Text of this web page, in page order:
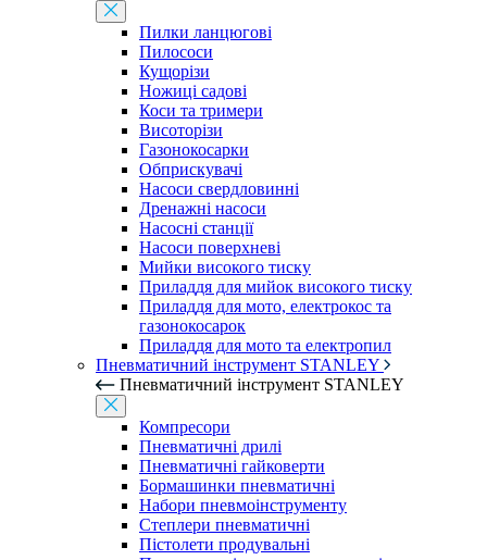
Пилки ланцюгові
Пилососи
Кущорізи
Ножиці садові
Коси та тримери
Висоторізи
Газонокосарки
Обприскувачі
Насоси свердловинні
Дренажні насоси
Насосні станції
Насоси поверхневі
Мийки високого тиску
Приладдя для мийок високого тиску
Приладдя для мото, електрокос та
газонокосарок
Приладдя для мото та електропил
Пневматичний інструмент STANLEY
Пневматичний інструмент STANLEY
Компресори
Пневматичні дрилі
Пневматичні гайковерти
Бормашинки пневматичні
Набори пневмоінструменту
Степлери пневматичні
Пістолети продувальні